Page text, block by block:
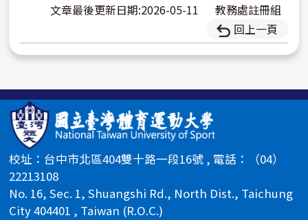
文章最後更新日期:2026-05-11
教務處註冊組
回上一頁
校址：台中市北區404雙十路一段16號 , 電話：（04）
22213108
No. 16, Sec. 1, Shuangshi Rd., North Dist., Taichung
City 404401 , Taiwan (R.O.C.)